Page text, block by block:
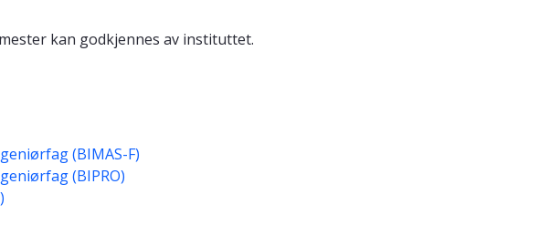
kan godkjennes av instituttet.
(BIMAS-F)
(BIPRO)